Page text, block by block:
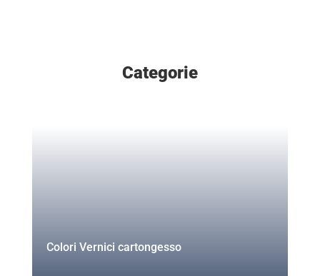
Categorie
Colori Vernici cartongesso